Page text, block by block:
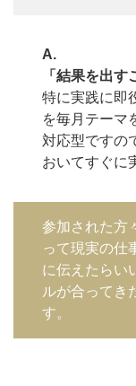
A.
「結果を出す
特に実践に即
を毎月テーマ
対応型ですの
おいてすぐに
参加された方
って現実の仕
に伝えたらい
ルが合ってき
す。